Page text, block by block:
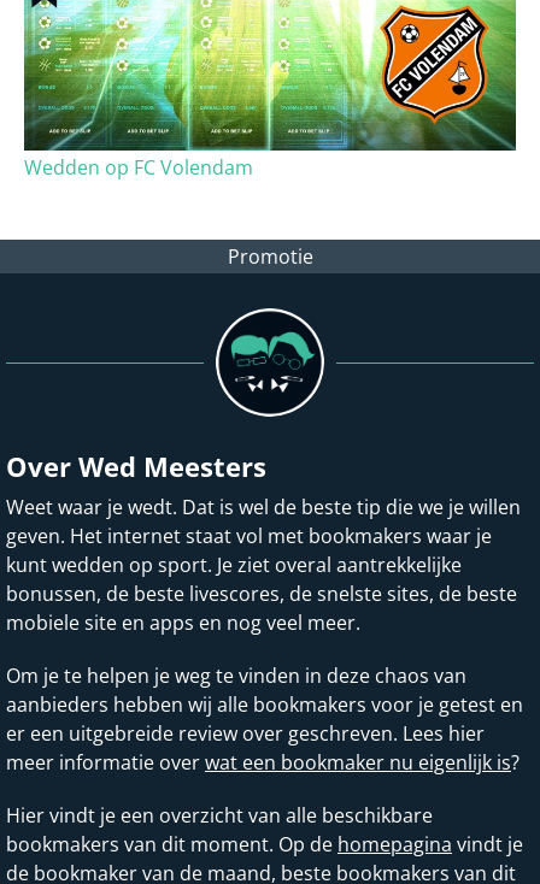
Wedden op FC Volendam
Promotie
Over Wed Meesters
Weet waar je wedt. Dat is wel de beste tip die we je willen
geven. Het internet staat vol met bookmakers waar je
kunt wedden op sport. Je ziet overal aantrekkelijke
bonussen, de beste livescores, de snelste sites, de beste
mobiele site en apps en nog veel meer.
Om je te helpen je weg te vinden in deze chaos van
aanbieders hebben wij alle bookmakers voor je getest en
er een uitgebreide review over geschreven. Lees hier
meer informatie overwat een bookmaker nu eigenlijk is?
Hier vindt je een overzicht van alle beschikbare
bookmakers van dit moment. Op de homepagina vindt je
de bookmaker van de maand, beste bookmakers van dit